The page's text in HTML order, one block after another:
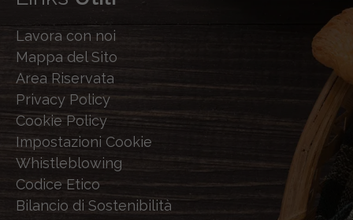
Lavora con noi
Mappa del Sito
Area Riservata
Privacy Policy
Cookie Policy
Impostazioni Cookie
Whistleblowing
Codice Etico
Bilancio di Sostenibilità